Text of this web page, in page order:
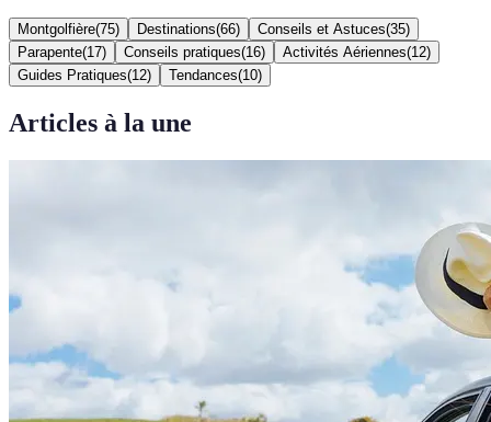
Montgolfière(75) Destinations(66) Conseils et Astuces(35)
Parapente(17) Conseils pratiques(16) Activités Aériennes(12)
Guides Pratiques(12) Tendances(10)
Articles à la une